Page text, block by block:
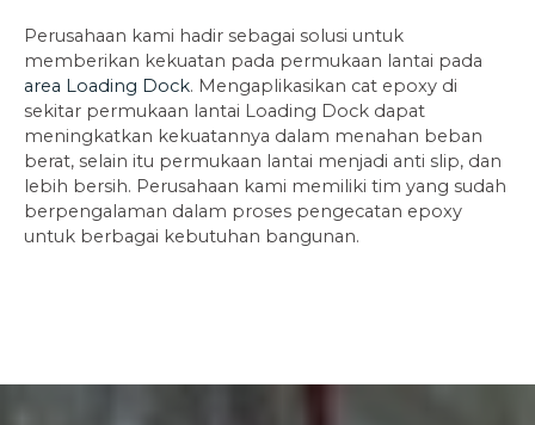
Perusahaan kami hadir sebagai solusi untuk
memberikan kekuatan pada permukaan lantai pada
area Loading Dock. Mengaplikasikan cat epoxy di
sekitar permukaan lantai Loading Dock dapat
meningkatkan kekuatannya dalam menahan beban
berat, selain itu permukaan lantai menjadi anti slip, dan
lebih bersih. Perusahaan kami memiliki tim yang sudah
berpengalaman dalam proses pengecatan epoxy
untuk berbagai kebutuhan bangunan.